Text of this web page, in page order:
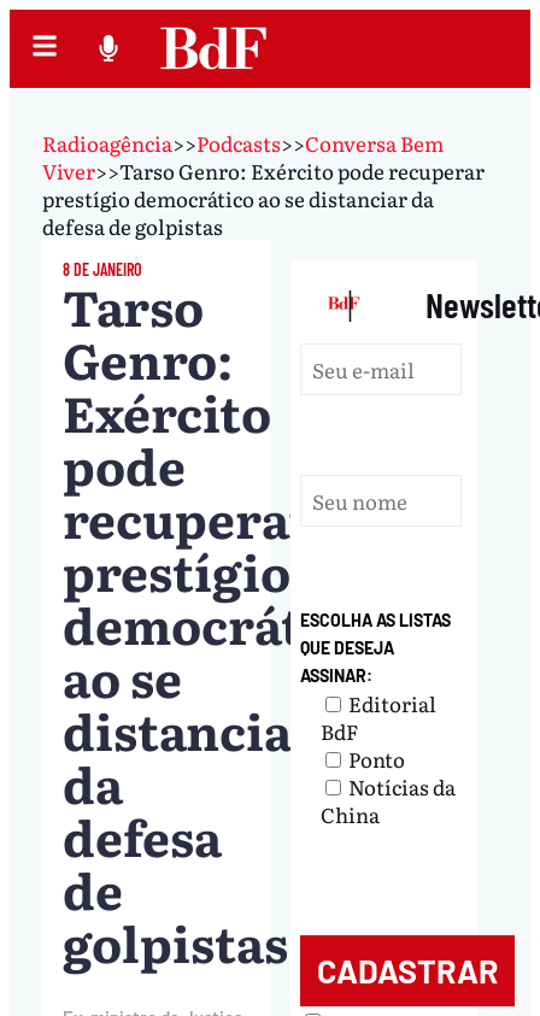
Radioagência>>Podcasts>>Conversa Bem
Viver>>Tarso Genro: Exército pode recuperar
prestígio democrático ao se distanciar da
defesa de golpistas
8 DE JANEIRO
Tarso
Genro:
Exército
pode
recuperar
prestígio
democrático
ao se
distanciar
da
defesa
de
golpistas
|
ESCOLHA AS LISTAS
QUE DESEJA
ASSINAR:
Editorial
BdF
Ponto
Notícias da
China